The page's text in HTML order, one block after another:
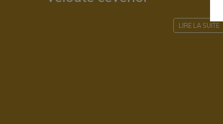
LIRE LA SUITE